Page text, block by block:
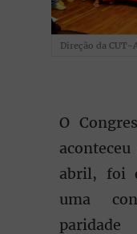
Direção da CUT-
O
abril, foi
uma